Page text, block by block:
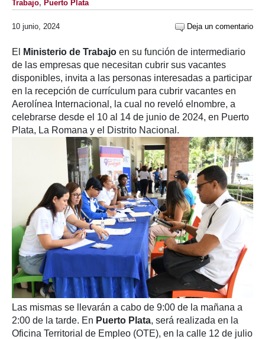
Trabajo, Puerto Plata
10 junio, 2024 Deja un comentario
El Ministerio de Trabajo en su función de intermediario
de las empresas que necesitan cubrir sus vacantes
disponibles, invita a las personas interesadas a participar
en la recepción de currículum para cubrir vacantes en
Aerolínea Internacional, la cual no reveló elnombre, a
celebrarse desde el 10 al 14 de junio de 2024, en Puerto
Plata, La Romana y el Distrito Nacional.
Las mismas se llevarán a cabo de 9:00 de la mañana a
2:00 de la tarde. En Puerto Plata, será realizada en la
Oficina Territorial de Empleo (OTE), en la calle 12 de julio